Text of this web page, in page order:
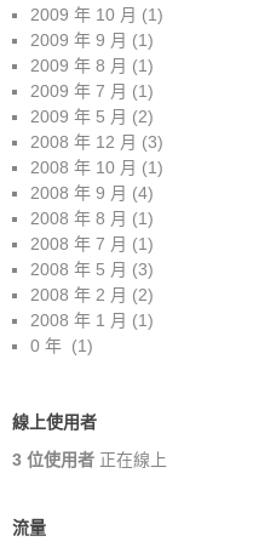
2009 年 10 月 (1)
2009 年 9 月 (1)
2009 年 8 月 (1)
2009 年 7 月 (1)
2009 年 5 月 (2)
2008 年 12 月 (3)
2008 年 10 月 (1)
2008 年 9 月 (4)
2008 年 8 月 (1)
2008 年 7 月 (1)
2008 年 5 月 (3)
2008 年 2 月 (2)
2008 年 1 月 (1)
0 年 (1)
線上使用者
3 位使用者 正在線上
流量